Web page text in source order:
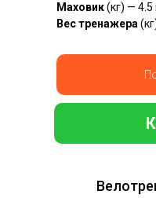
Маховик(кг) — 4.5
Вес тренажера